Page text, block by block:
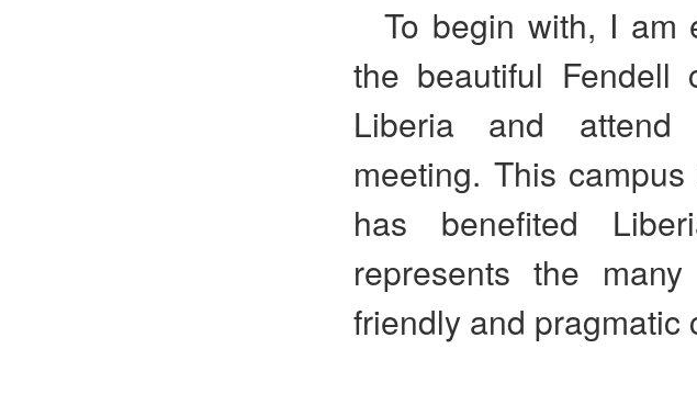
To begin with, I am
the beautiful Fendell
Liberia and attend
meeting. This
has benefited
represents the
friendly and pragmatic